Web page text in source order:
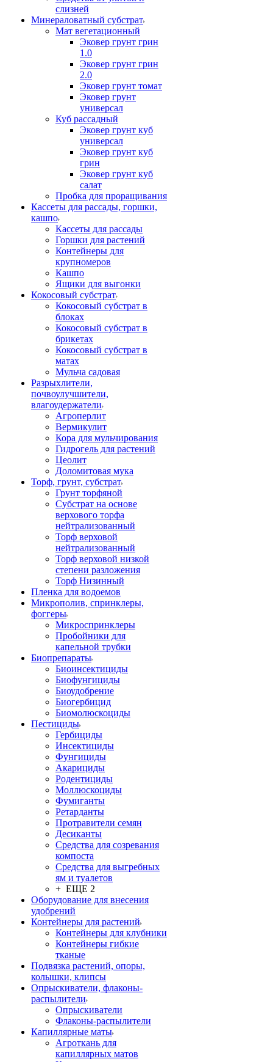
слизней
Минераловатный субстрат
Мат вегетационный
Эковер грунт грин
1.0
Эковер грунт грин
2.0
Эковер грунт томат
Эковер грунт
универсал
Куб рассадный
Эковер грунт куб
универсал
Эковер грунт куб
грин
Эковер грунт куб
салат
Пробка для проращивания
Кассеты для рассады, горшки,
кашпо
Кассеты для рассады
Горшки для растений
Контейнеры для
крупномеров
Кашпо
Ящики для выгонки
Кокосовый субстрат
Кокосовый субстрат в
блоках
Кокосовый субстрат в
брикетах
Кокосовый субстрат в
матах
Мульча садовая
Разрыхлители,
почвоулучшители,
влагоудержатели
Агроперлит
Вермикулит
Кора для мульчирования
Гидрогель для растений
Цеолит
Доломитовая мука
Торф, грунт, субстрат
Грунт торфяной
Субстрат на основе
верхового торфа
нейтрализованный
Торф верховой
нейтрализованный
Торф верховой низкой
степени разложения
Торф Низинный
Пленка для водоемов
Микрополив, спринклеры,
фоггеры
Микроспринклеры
Пробойники для
капельной трубки
Биопрепараты
Биоинсектициды
Биофунгициды
Биоудобрение
Биогербицид
Биомолюскоциды
Пестициды
Гербициды
Инсектициды
Фунгициды
Акарициды
Родентициды
Моллюскоциды
Фумиганты
Ретарданты
Протравители семян
Десиканты
Средства для созревания
компоста
Средства для выгребных
ям и туалетов
+ ЕЩЕ 2
Оборудование для внесения
удобрений
Контейнеры для растений
Контейнеры для клубники
Контейнеры гибкие
тканые
Подвязка растений, опоры,
колышки, клипсы
Опрыскиватели, флаконы-
распылители
Опрыскиватели
Флаконы-распылители
Капиллярные маты
Агроткань для
капиллярных матов